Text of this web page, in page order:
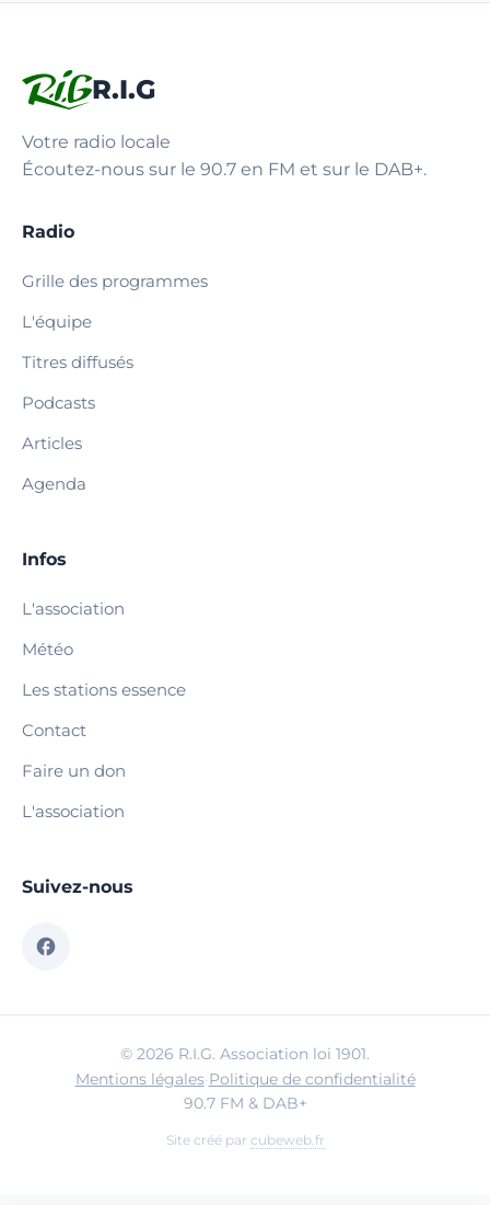
R.I.G
Votre radio locale
Écoutez-nous sur le 90.7 en FM et sur le DAB+.
Radio
Grille des programmes
L'équipe
Titres diffusés
Podcasts
Articles
Agenda
Infos
L'association
Météo
Les stations essence
Contact
Faire un don
L'association
Suivez-nous
© 2026 R.I.G. Association loi 1901.
Mentions légales·Politique de confidentialité
90.7 FM & DAB+
Site créé par cubeweb.fr